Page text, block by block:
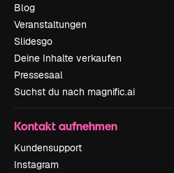
Blog
Veranstaltungen
Slidesgo
Deine Inhalte verkaufen
Pressesaal
Suchst du nach magnific.ai
Kontakt aufnehmen
Kundensupport
Instagram